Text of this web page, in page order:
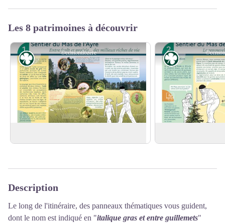
Les 8 patrimoines à découvrir
©ccmontlozere
Voir l'image en plein écran
Flore Flore
Description
Le long de l'itinéraire, des panneaux thématiques vous guident,
dont le nom est indiqué en "italique gras et entre guillemets"